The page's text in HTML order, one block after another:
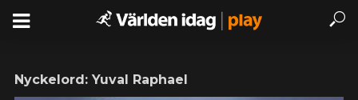
Nyckelord: Yuval Raphael